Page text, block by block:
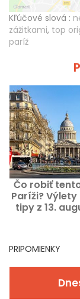
Kľúčové slová :
zážitkami, top
paríž
Čo robiť
Paríži?
tipy z 13.
PRIPOMIENKY